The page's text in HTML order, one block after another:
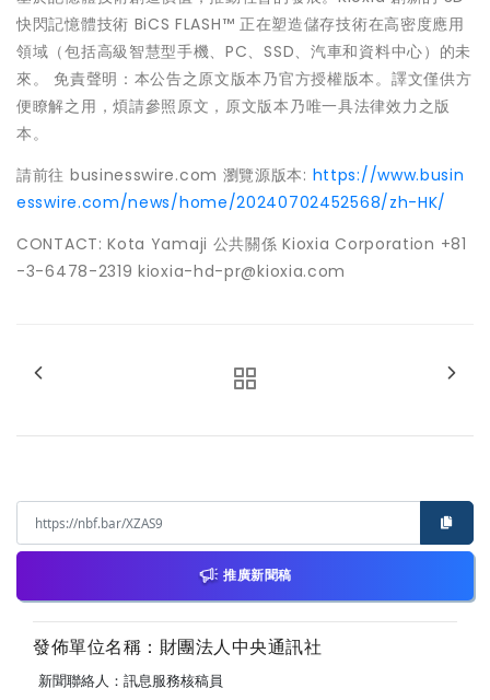
快閃記憶體技術 BiCS FLASH™ 正在塑造儲存技術在高密度應用
領域（包括高級智慧型手機、PC、SSD、汽車和資料中心）的未
來。 免責聲明：本公告之原文版本乃官方授權版本。譯文僅供方
便瞭解之用，煩請參照原文，原文版本乃唯一具法律效力之版
本。
請前往 businesswire.com 瀏覽源版本: https://www.busin
esswire.com/news/home/20240702452568/zh-HK/
CONTACT: Kota Yamaji 公共關係 Kioxia Corporation +81
-3-6478-2319 kioxia-hd-pr@kioxia.com
推廣新聞稿
發佈單位名稱：財團法人中央通訊社
新聞聯絡人：訊息服務核稿員